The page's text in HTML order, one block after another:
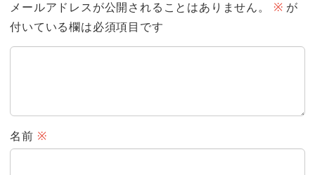
メールアドレスが公開されることはありません。 ※ が
付いている欄は必須項目です
名前 ※